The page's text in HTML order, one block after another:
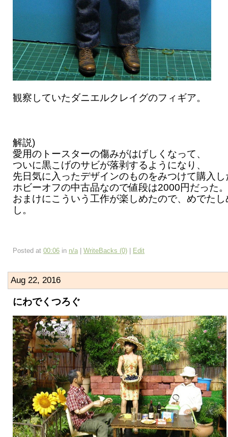
観察していたダニエルクレイグのフィギア。
解説)
愛用のトースターの傷みがはげしくなって、
ついに黒こげのサビが落剥するようになり、
先日気に入ったデザインのものをみつけて購入し
ホビーオフの中古品なので値段は2000円だった。
おまけにこういう工作が楽しめたので、めでたし
し。
Posted at 00:06 in n/a WriteBacks (0) Edit
Aug 22, 2016
にわでくつろぐ